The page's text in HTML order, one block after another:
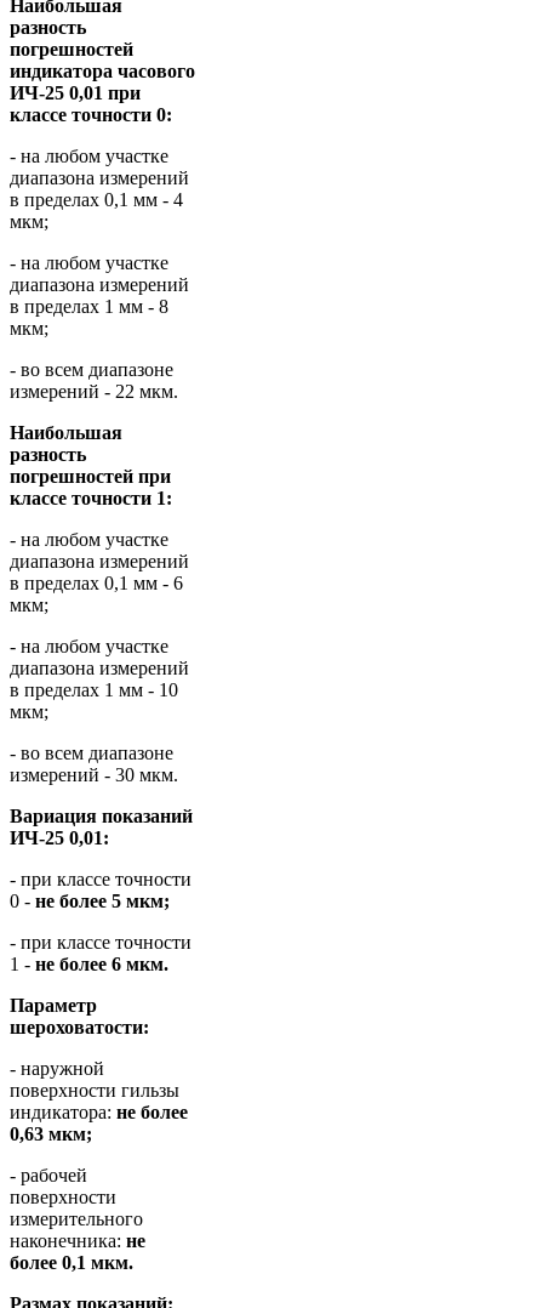
Наибольшая
разность
погрешностей
индикатора часового
ИЧ-25 0,01 при
классе точности 0:
- на любом участке
диапазона измерений
в пределах 0,1 мм - 4
мкм;
- на любом участке
диапазона измерений
в пределах 1 мм - 8
мкм;
- во всем диапазоне
измерений - 22 мкм.
Наибольшая
разность
погрешностей при
классе точности 1:
- на любом участке
диапазона измерений
в пределах 0,1 мм - 6
мкм;
- на любом участке
диапазона измерений
в пределах 1 мм - 10
мкм;
- во всем диапазоне
измерений - 30 мкм.
Вариация показаний
ИЧ-25 0,01:
- при классе точности
0 - не более 5 мкм;
- при классе точности
1 - не более 6 мкм.
Параметр
шероховатости:
- наружной
поверхности гильзы
индикатора: не более
0,63 мкм;
- рабочей
поверхности
измерительного
наконечника: не
более 0,1 мкм.